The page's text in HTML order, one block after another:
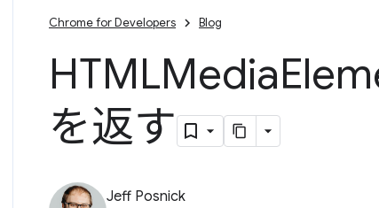
Chrome for Developers Blog
HTMLMedia
を返す
Jeff Posnick